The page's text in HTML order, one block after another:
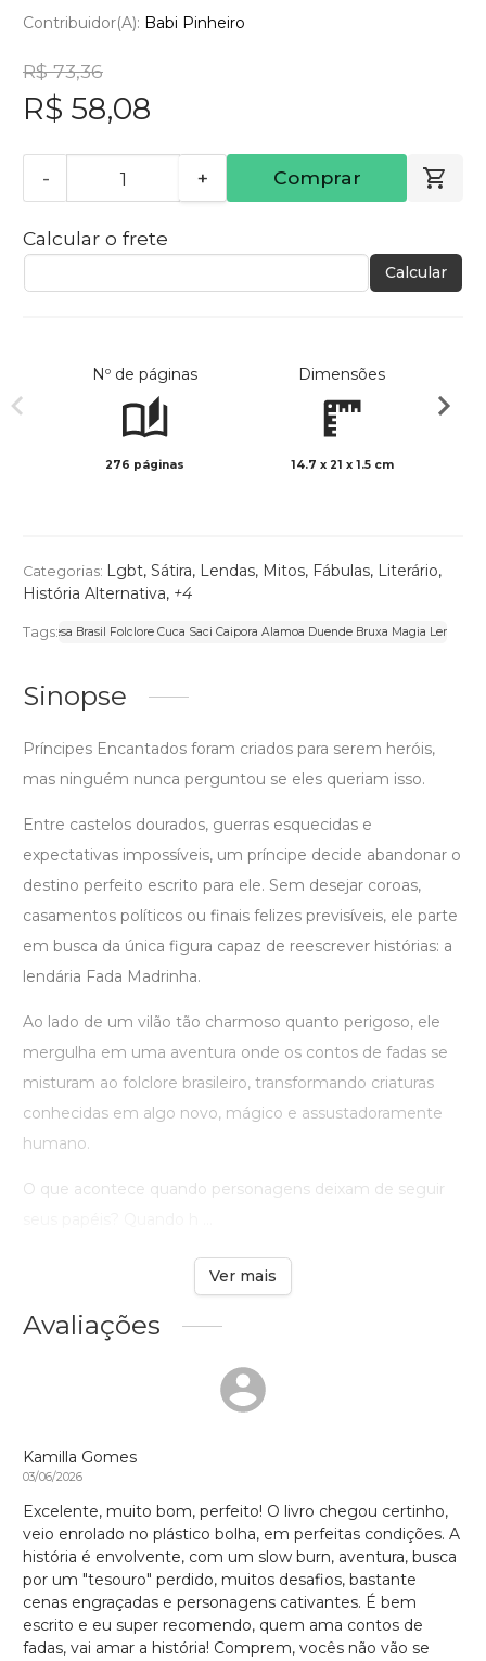
Contribuidor(a): Babi Pinheiro
R$ 73,36
R$ 58,08
- + Comprar
Calcular o frete
Calcular
Nº de páginas
276 páginas
Dimensões
14.7 x 21 x 1.5 cm
Categorias: Lgbt, Sátira, Lendas, Mitos, Fábulas, Literário,
História Alternativa, +4
Tags:
Princesa Brasil Folclore Cuca Saci Caipora Alamoa Duende Bruxa Magia Lenda
Sinopse
Príncipes Encantados foram criados para serem heróis,
mas ninguém nunca perguntou se eles queriam isso.
Entre castelos dourados, guerras esquecidas e
expectativas impossíveis, um príncipe decide abandonar o
destino perfeito escrito para ele. Sem desejar coroas,
casamentos políticos ou finais felizes previsíveis, ele parte
em busca da única figura capaz de reescrever histórias: a
lendária Fada Madrinha.
Ao lado de um vilão tão charmoso quanto perigoso, ele
mergulha em uma aventura onde os contos de fadas se
misturam ao folclore brasileiro, transformando criaturas
conhecidas em algo novo, mágico e assustadoramente
humano.
O que acontece quando personagens deixam de seguir
Ver mais
Avaliações
Kamilla Gomes
03/06/2026
Excelente, muito bom, perfeito! O livro chegou certinho,
veio enrolado no plástico bolha, em perfeitas condições. A
história é envolvente, com um slow burn, aventura, busca
por um "tesouro" perdido, muitos desafios, bastante
cenas engraçadas e personagens cativantes. É bem
escrito e eu super recomendo, quem ama contos de
fadas, vai amar a história! Comprem, vocês não vão se